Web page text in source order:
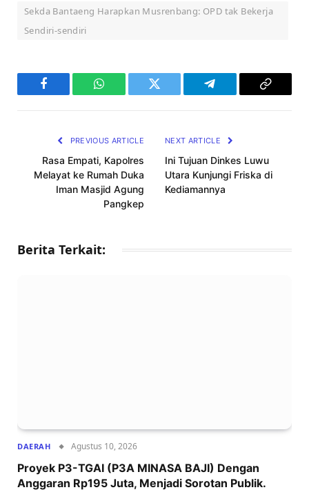
Sekda Bantaeng Harapkan Musrenbang: OPD tak Bekerja
Sendiri-sendiri
Facebook WhatsAppTwitter Telegram
Copy
PREVIOUS ARTICLE
Rasa Empati, Kapolres
Melayat ke Rumah Duka
Iman Masjid Agung
Pangkep
NEXT ARTICLE
Ini Tujuan Dinkes Luwu
Utara Kunjungi Friska di
Kediamannya
Berita Terkait:
DAERAH Agustus 10, 2026
Proyek P3-TGAI (P3A MINASA BAJI) Dengan
Anggaran Rp195 Juta, Menjadi Sorotan Publik.